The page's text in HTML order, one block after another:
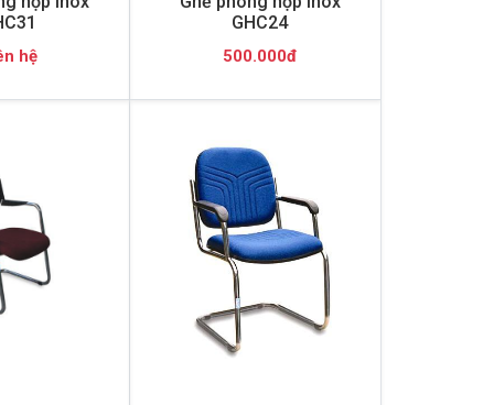
hệ
GHC24
500.000đ